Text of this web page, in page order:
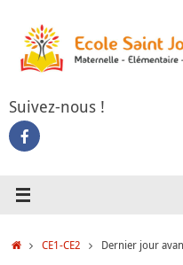
contenu
Suivez-nous !
AccueilCE1-CE2 Dernier jour